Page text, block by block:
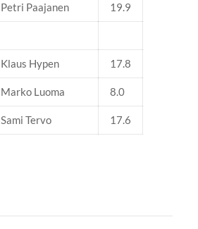
Petri Paajanen 19.9
Klaus Hypen 17.8
Marko Luoma 8.0
Sami Tervo 17.6